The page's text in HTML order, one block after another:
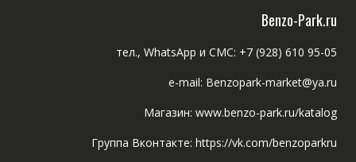
Benzo-Park.ru
тел., WhatsApp и СМС: +7 (928) 610 95-05
e-mail: Benzopark-market@ya.ru
Магазин: www.benzo-park.ru/katalog
Группа Вконтакте: https://vk.com/benzoparkru